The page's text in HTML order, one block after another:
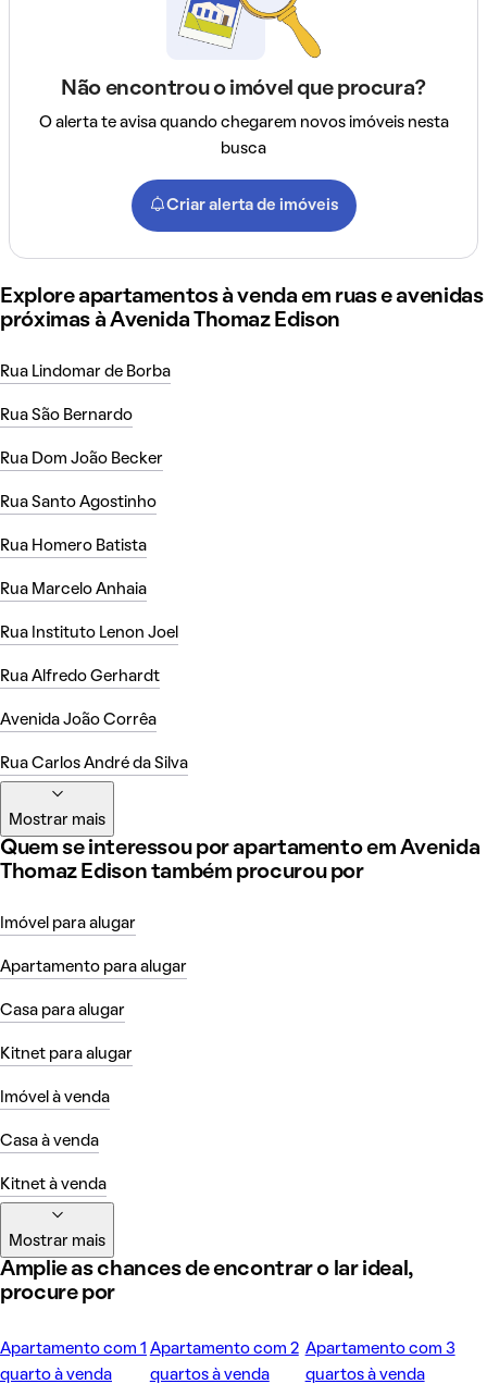
Não encontrou o imóvel que procura?
O alerta te avisa quando chegarem novos imóveis nesta
busca
Criar alerta de imóveis
Explore apartamentos à venda em ruas e avenidas
próximas à Avenida Thomaz Edison
Rua Lindomar de Borba
Rua São Bernardo
Rua Dom João Becker
Rua Santo Agostinho
Rua Homero Batista
Rua Marcelo Anhaia
Rua Instituto Lenon Joel
Rua Alfredo Gerhardt
Avenida João Corrêa
Rua Carlos André da Silva
Mostrar mais
Quem se interessou por apartamento em Avenida
Thomaz Edison também procurou por
Imóvel para alugar
Apartamento para alugar
Casa para alugar
Kitnet para alugar
Imóvel à venda
Casa à venda
Kitnet à venda
Mostrar mais
Amplie as chances de encontrar o lar ideal,
procure por
Apartamento com 1
quarto à venda
Apartamento com 2
quartos à venda
Apartamento com 3
quartos à venda